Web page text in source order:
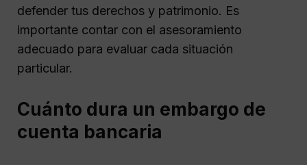
defender tus derechos y patrimonio. Es
importante contar con el asesoramiento
adecuado para evaluar cada situación
particular.
Cuánto dura un embargo de
cuenta bancaria